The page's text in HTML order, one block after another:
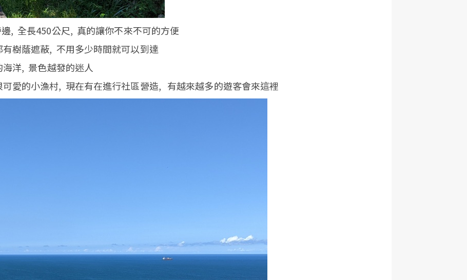
, 全長450公尺, 真的讓你不來不可的方便
樹蔭遮蔽, 不用多少時間就可以到達
洋, 景色越發的迷人
愛的小漁村, 現在有在進行社區營造, 有越來越多的遊客會來這裡